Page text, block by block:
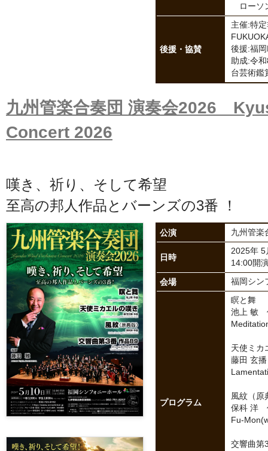
ローソ
後援・協賛
主催:特
後援:福
助成:令
台芸術鑑
九州管楽合奏団 演奏会2026
Concert 2026
嘆き、祈り、そして希望
至高の邦人作品とバーンズの3番 ！
公演 九州管楽
日時
2025年 5
14:00開
会場 福岡シン
プログラム
瞑と舞
池上 敏
天使ミカ
藤田 玄
風紋（原
保科 洋
Fu-
交響曲第